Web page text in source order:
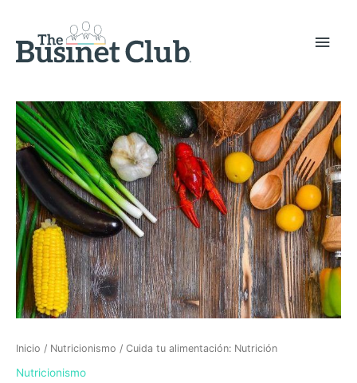
Inicio / Nutricionismo / Cuida tu alimentación: Nutrición
Nutricionismo